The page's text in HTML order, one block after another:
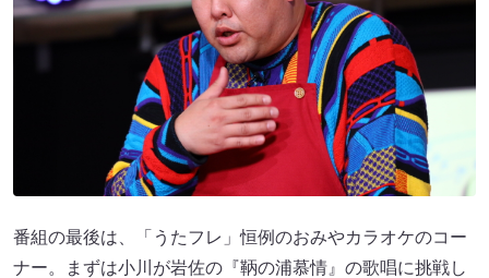
番組の最後は、「うたフレ」恒例のおみやカラオケのコー
ナー。まずは小川が岩佐の『鞆の浦慕情』の歌唱に挑戦し